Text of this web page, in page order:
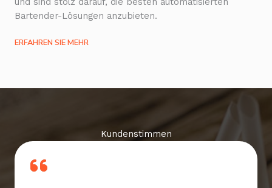
Bartender-Lösungen anzubieten.
ERFAHREN SIE MEHR
Kundenstimmen